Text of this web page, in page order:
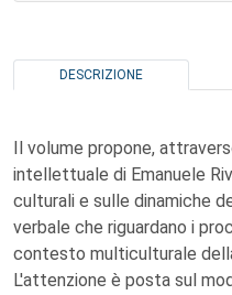
DESCRIZIONE
Il volume propone,
intellettuale di Emanuele
culturali e sulle dinamiche
verbale che riguardano i
contesto multiculturale
L'attenzione è posta sul